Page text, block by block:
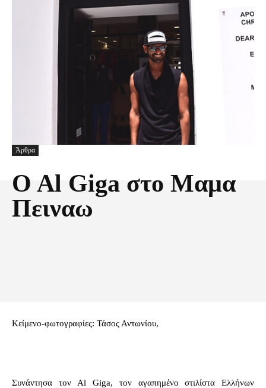
Άρθρα
O Al Giga στο Μαμα
Πειναω
Κείμενο-φωτογραφίες: Τάσος Αντωνίου,
Συνάντησα τον Al Giga, τον αγαπημένο στιλίστα Ελλήνων